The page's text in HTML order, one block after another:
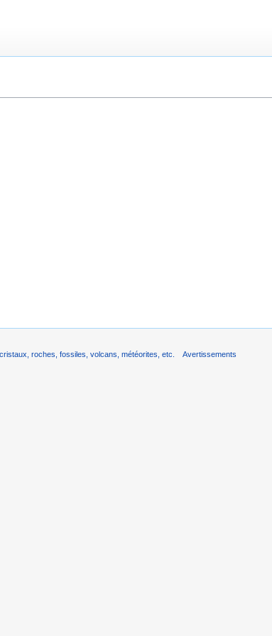
roches, fossiles, volcans, météorites, etc. Avertissements